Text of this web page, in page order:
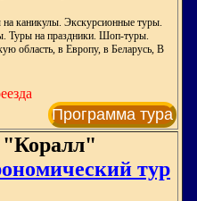
каникулы. Экскурсионные туры.
Туры на праздники. Шоп-туры.
область, в Европу, в Беларусь, В
Программа тура
тур